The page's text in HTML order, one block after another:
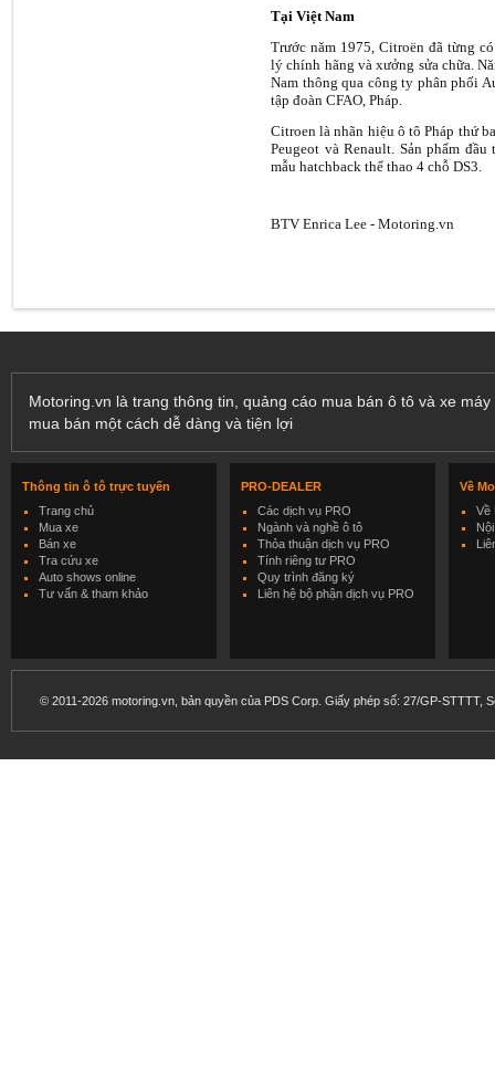
Tại Việt Nam
Trước năm 1975, Citroën đã từng
lý chính hãng và xưởng sửa chữa.
Nam thông qua công ty phân phối
tập đoàn CFAO, Pháp.
Citroen là nhãn hiệu ô tô Pháp thứ
Peugeot và Renault. Sản phẩm
mẫu hatchback thể thao 4 chỗ DS3.
BTV Enrica Lee - Motoring.vn
Motoring.vn là trang thông tin, quảng cáo mua bán ô tô và xe
mua bán một cách dễ dàng và tiện lợi
Thông tin ô tô trực tuyến
Trang chủ
Mua xe
Bán xe
Tra cứu xe
Auto shows online
Tư vấn & tham khảo
PRO-DEALER
Các dịch vụ PRO
Ngành và nghề ô tô
Thỏa thuận dịch vụ PRO
Tính riêng tư PRO
Quy trình đăng ký
Liên hệ bộ phận dịch vụ PRO
Về
Về
© 2011-2026 motoring.vn, bản quyền của PDS Corp. Giấy phép số: 27/GP-STTTT,